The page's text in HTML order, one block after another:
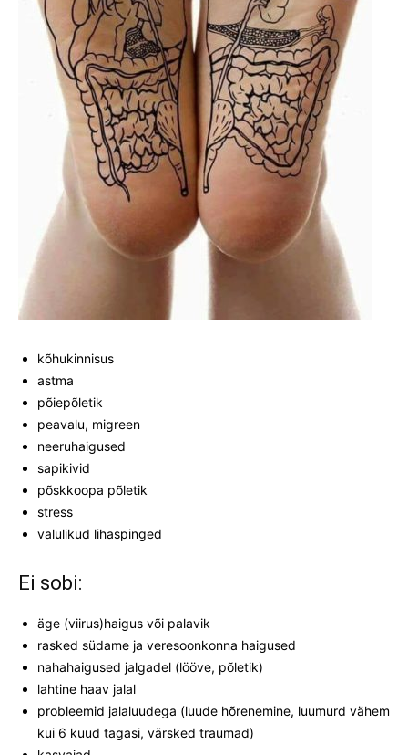
kõhukinnisus
astma
põiepõletik
peavalu, migreen
neeruhaigused
sapikivid
põskkoopa põletik
stress
valulikud lihaspinged
Ei sobi:
äge (viirus)haigus või palavik
rasked südame ja veresoonkonna haigused
nahahaigused jalgadel (lööve, põletik)
lahtine haav jalal
probleemid jalaluudega (luude hõrenemine, luumurd vähem
kui 6 kuud tagasi, värsked traumad)